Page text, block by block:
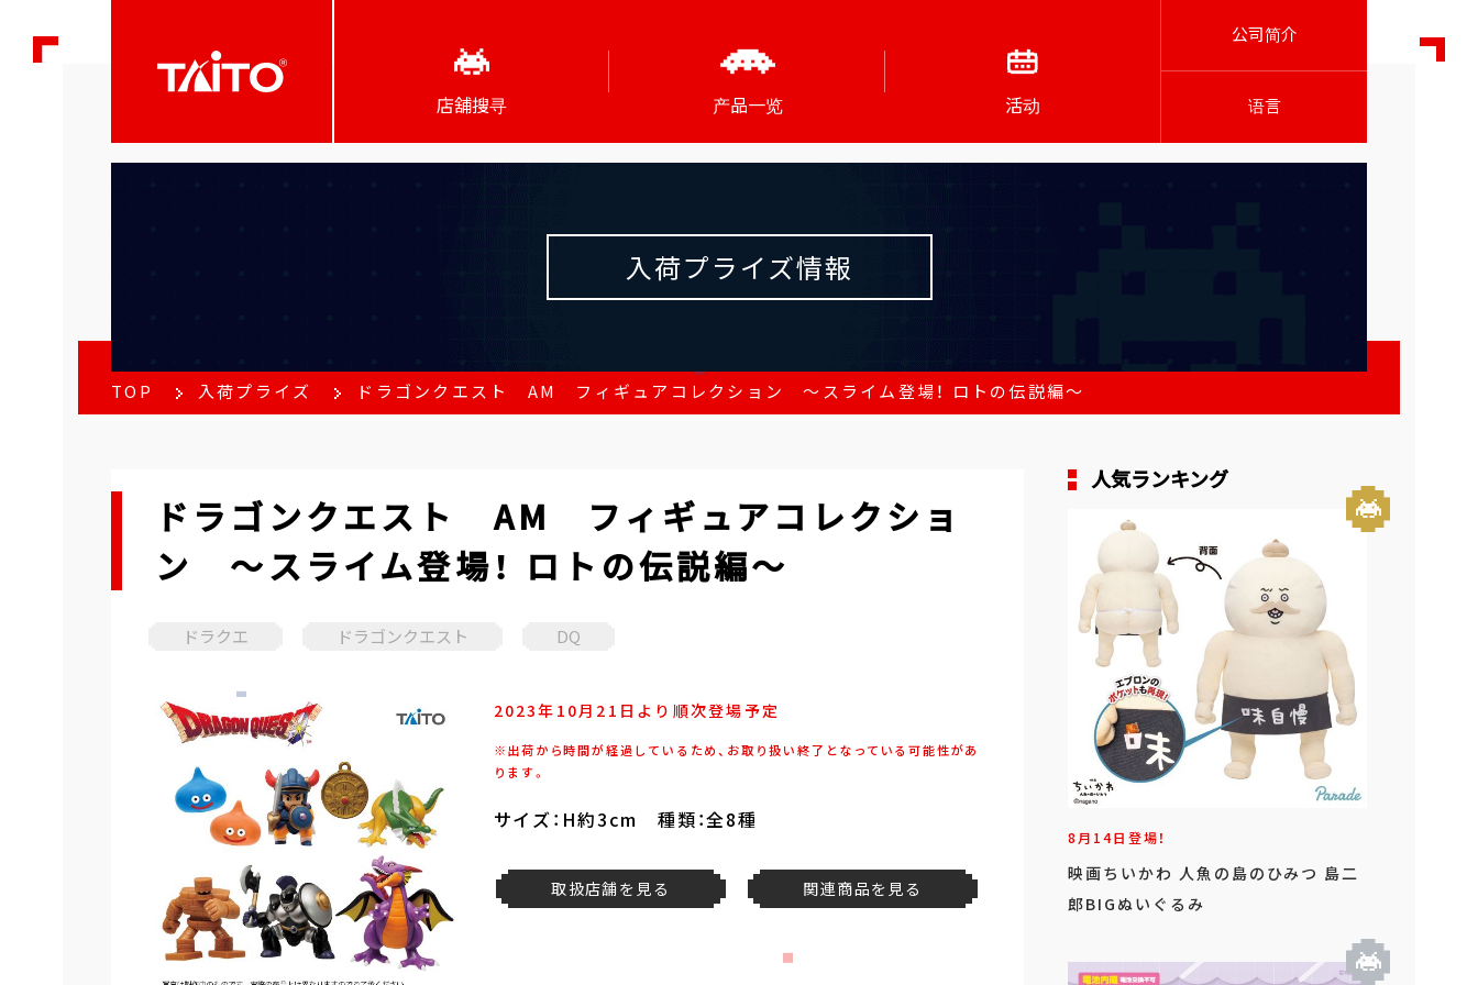
店舖搜寻 产品一览 活动
公司简介
语言
入荷プライズ情報
TOP 入荷プライズ ドラゴンクエスト AM フィギュアコレクション ～スライム登場！ ロトの伝説編～
ドラゴンクエスト AM フィギュアコレクショ
ン ～スライム登場！ ロトの伝説編～
ドラクエ ドラゴンクエスト DQ
2023年10月21日より順次登場予定
※出荷から時間が経過しているため、お取り扱い終了となっている可能性があ
ります。
サイズ：H約3cm 種類：全8種
取扱店舗を見る 関連商品を見る
人気ランキング
8月14日登場！
映画ちいかわ 人魚の島のひみつ 島二
郎BIGぬいぐるみ